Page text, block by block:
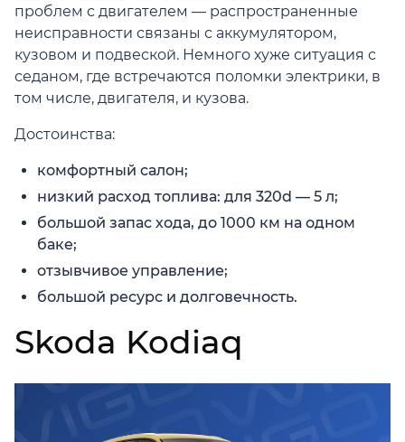
проблем с двигателем — распространенные
неисправности связаны с аккумулятором,
кузовом и подвеской. Немного хуже ситуация с
седаном, где встречаются поломки электрики, в
том числе, двигателя, и кузова.
Достоинства:
комфортный салон;
низкий расход топлива: для 320d — 5 л;
большой запас хода, до 1000 км на одном
баке;
отзывчивое управление;
большой ресурс и долговечность.
Skoda Kodiaq